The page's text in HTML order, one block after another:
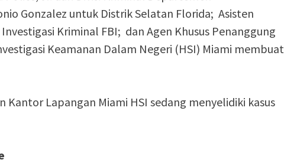
Gonzalez untuk Distrik Selatan Florida; Asisten
Kriminal FBI; dan Agen Khusus Penanggung
Keamanan Dalam Negeri (HSI) Miami membuat
Kantor Lapangan Miami HSI sedang menyelidiki kasus